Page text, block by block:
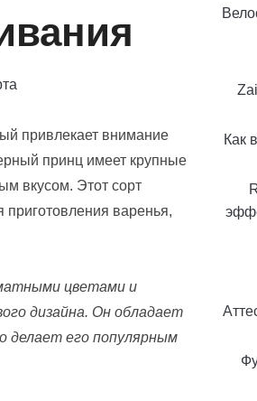
привлекает внимание
принц имеет крупные
вкусом. Этот сорт
приготовления варенья,
цветами и
дизайна. Он обладает
делает его популярным
Как